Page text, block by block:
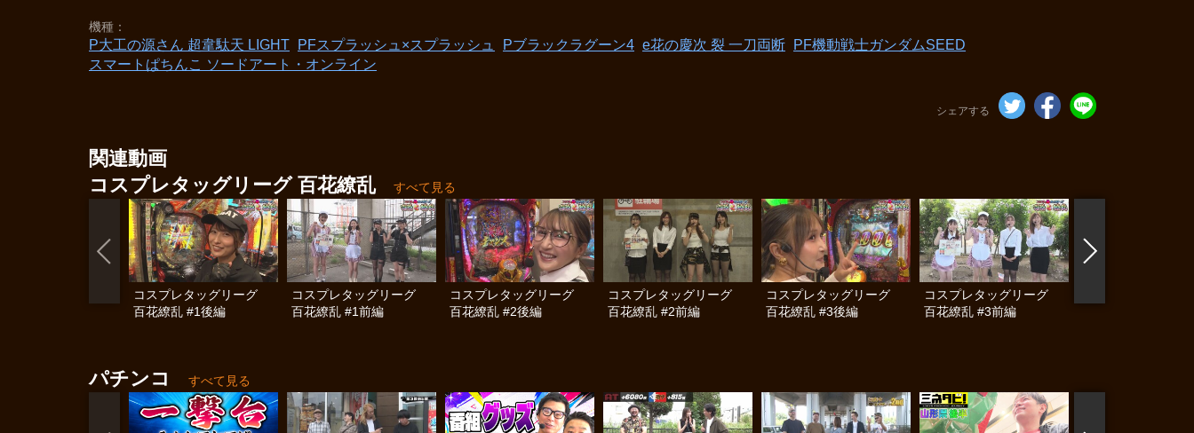
機種
P大工の源さん 超韋駄天 LIGHT PFスプラッシュ×スプラッシュ Pブラックラグーン4 e花の慶次 裂 一刀両断
PF機動戦士ガンダムSEED
スマートぱちんこ ソードアート・オンライン
シェアする
関連動画
コスプレタッグリーグ 百花繚乱
すべて見る
コスプレタッグリーグ
百花繚乱 #1後編
コスプレタッグリーグ
百花繚乱 #1前編
コスプレタッグリーグ
百花繚乱 #2後編
コスプレタッグリーグ
百花繚乱 #2前編
コスプレタッグリーグ
百花繚乱 #3後編
コスプレタッグリーグ
百花繚乱 #3前編
パチンコ すべて見る